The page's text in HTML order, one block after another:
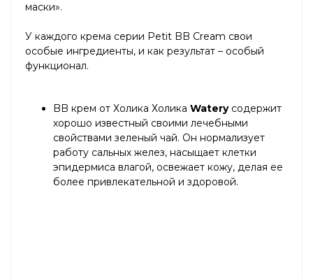
маски».
У каждого крема серии Petit BB Cream свои
особые ингредиенты, и как результат – особый
функционал.
BB крем от Холика Холика Wateryсодержит
хорошо известный своими лечебными
свойствами зеленый чай. Он нормализует
работу сальных желез, насыщает клетки
эпидермиса влагой, освежает кожу, делая ее
более привлекательной и здоровой.